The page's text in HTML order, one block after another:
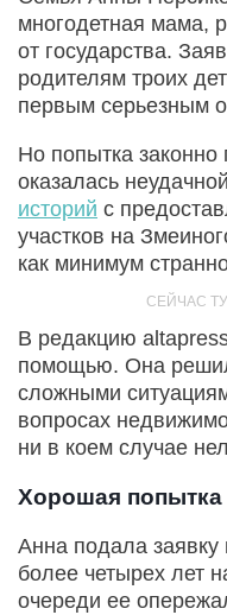
многодетная мама,
от государства.
родителям троих
первым серьезным
Но попытка законно
оказалась
историй с
участков на
как минимум
В редакцию
помощью. Она
сложными
вопросах
ни в коем случае
Хорошая попытка
Анна подала заявку
более четырех лет
очереди ее